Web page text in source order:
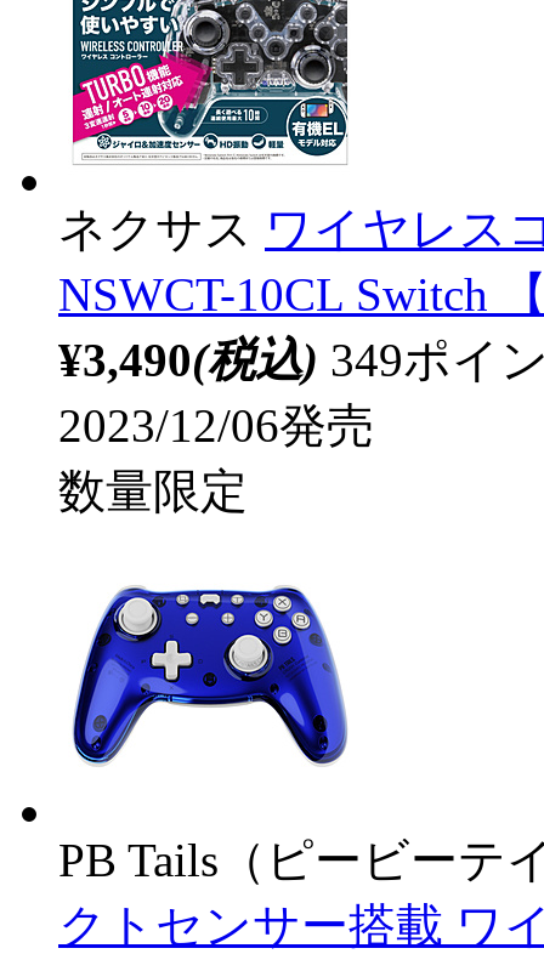
ネクサス ワイヤレス
NSWCT-10CL Switch
¥3,490(税込) 349ポイ
2023/12/06発売
数量限定
PB Tails（ピービーテ
クトセンサー搭載 ワ